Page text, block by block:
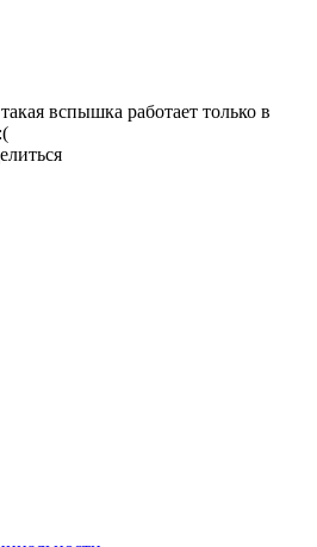
вспышка работает только в